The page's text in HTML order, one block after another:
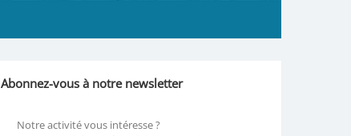
Abonnez-vous à notre newsletter
Notre activité vous intéresse ?